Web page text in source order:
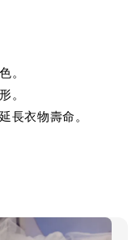
。
。
長衣物壽命。